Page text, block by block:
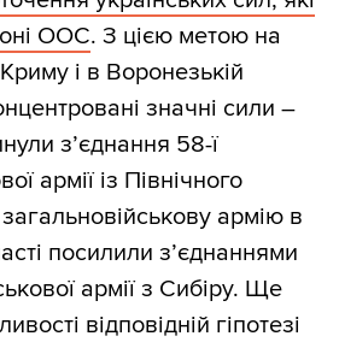
ООС. З цією метою на
і в Воронезькій
значні сили –
з’єднання 58-ї
армії із Північного
армію в
посилили з’єднаннями
армії з Сибіру. Ще
відповідній гіпотезі